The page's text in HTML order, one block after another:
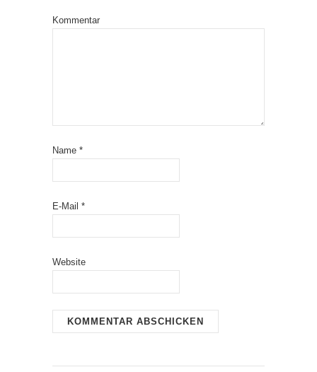
Kommentar
Name *
E-Mail *
Website